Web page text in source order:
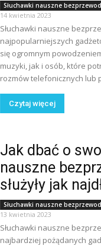
Słuchawki nauszne
14 kwietnia 2023
Słuchawki nauszne
najpopularniejszych
się ogromnym
muzyki, jak i osób, które
rozmów telefonicznych lub
Czytaj więcej
Jak dbać o
nauszne
służyły jak
Słuchawki nauszne
13 kwietnia 2023
Słuchawki nauszne
najbardziej pożądanych